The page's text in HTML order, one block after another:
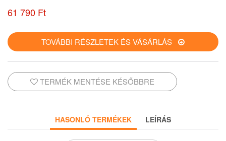
61 790 Ft
TOVÁBBI RÉSZLETEK ÉS VÁSÁRLÁS
TERMÉK MENTÉSE KÉSŐBBRE
HASONLÓ TERMÉKEK LEÍRÁS